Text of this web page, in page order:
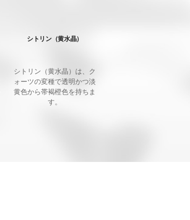
シトリン（黄水晶）
シトリン（黄水晶）は、ク
ォーツの変種で透明かつ淡
黄色から帯褐橙色を持ちま
す。